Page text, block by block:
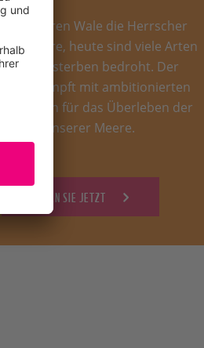
Einst waren Wale die Herrscher
der Meere, heute sind viele Arten
vom Aussterben bedroht. Der
WWF kämpft mit ambitionierten
Projekten für das Überleben der
Riesen unserer Meere.
SPENDEN SIE JETZT